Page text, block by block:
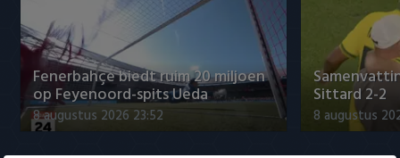
Willem II
Fenerbahçe biedt ruim 20 miljoen
op Feyenoord-spits Ueda
8 augustus 2026 23:52
Sittard 2-2
8 augustus